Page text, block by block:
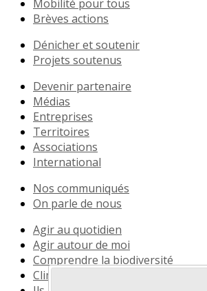
Mobilité pour tous
Brèves actions
Dénicher et soutenir
Projets soutenus
Devenir partenaire
Médias
Entreprises
Territoires
Associations
International
Nos communiqués
On parle de nous
Agir au quotidien
Agir autour de moi
Comprendre la biodiversité
Climat